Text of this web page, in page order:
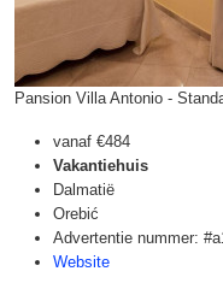
Pansion Villa Antonio -
vanaf €484
Vakantiehuis
Dalmatië
Orebić
Advertentie nummer:
Website